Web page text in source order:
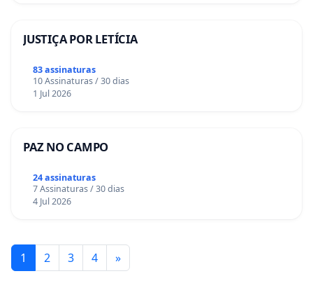
JUSTIÇA POR LETÍCIA
83 assinaturas
10 Assinaturas / 30 dias
1 Jul 2026
PAZ NO CAMPO
24 assinaturas
7 Assinaturas / 30 dias
4 Jul 2026
1 2 3 4 »